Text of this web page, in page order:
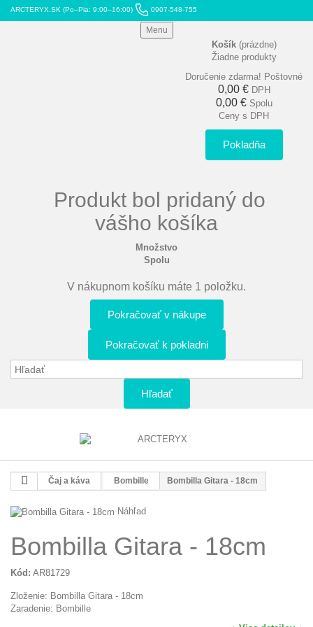
ARCTERYX.SK (Po–Pia: 9:00–16:00) 0907-548-755
Menu
Košík (prázdne)
Žiadne produkty
Doručenie zdarma! Poštovné
0,00 € DPH
0,00 € Spolu
Ceny s DPH
Pokladňa
Produkt bol pridaný do
vášho košíka
Množstvo
Spolu
V nákupnom košíku máte 1 položku.
Pokračovať v nákupe
Pokračovať k pokladni
Hľadať
Čaj a káva Bombille Bombilla Gitara - 18cm
Náhľad
Bombilla Gitara - 18cm
Kód: AR81729
Zloženie: Bombilla Gitara - 18cm
Zaradenie: Bombille